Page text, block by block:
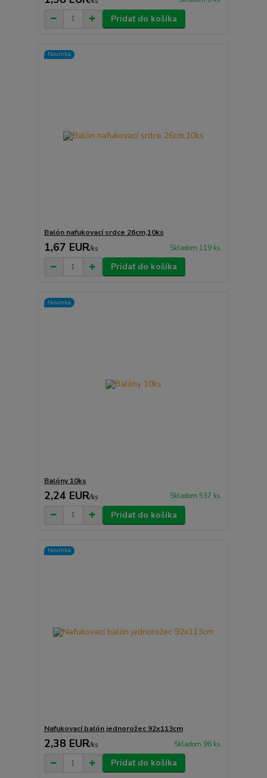
Pridať do košíka
Novinka
Balón nafukovací srdce 26cm,10ks
1,67 EUR/ks Skladom 119 ks
Pridať do košíka
Novinka
Balóny 10ks
2,24 EUR/ks Skladom 537 ks
Pridať do košíka
Novinka
Nafukovací balón jednorožec 92x113cm
2,38 EUR/ks Skladom 96 ks
Pridať do košíka